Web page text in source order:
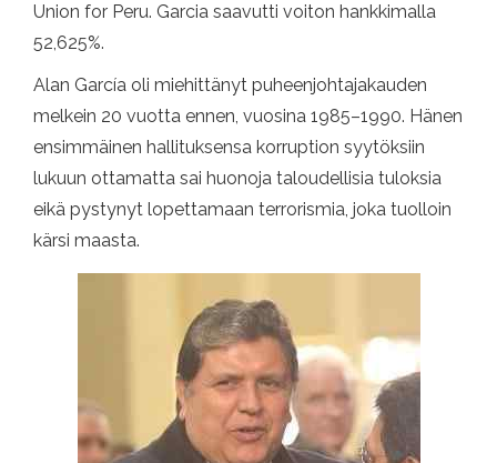
Union for Peru. Garcia saavutti voiton hankkimalla
52,625%.
Alan García oli miehittänyt puheenjohtajakauden
melkein 20 vuotta ennen, vuosina 1985–1990. Hänen
ensimmäinen hallituksensa korruption syytöksiin
lukuun ottamatta sai huonoja taloudellisia tuloksia
eikä pystynyt lopettamaan terrorismia, joka tuolloin
kärsi maasta.